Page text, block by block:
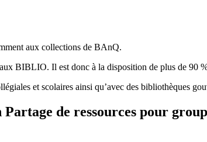
aux collections de BAnQ.
BIBLIO. Il est donc à la disposition de plus de 90
et scolaires ainsi qu’avec des bibliothèques
de ressources pour